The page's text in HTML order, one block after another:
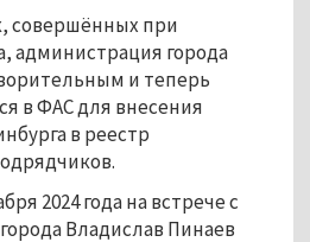
совершённых при
администрация города
и теперь
в ФАС для внесения
в реестр
2024 года на встрече с